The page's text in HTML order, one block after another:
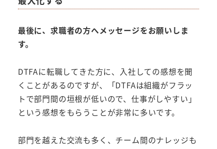
最後に、求職者の方へメッセージをお願いしま
す。
DTFAに転職してきた方に、入社しての感想を聞
くことがあるのですが、「DTFAは組織がフラッ
トで部門間の垣根が低いので、仕事がしやすい」
という感想をもらうことが非常に多いです。
部門を越えた交流も多く、チーム間のナレッジも